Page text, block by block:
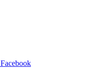
Facebook